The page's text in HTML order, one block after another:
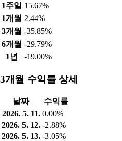
1주일 15.67%
1개월 2.44%
3개월 -35.85%
6개월 -29.79%
1년
-19.00%
3개월 수익률 상세
날짜
수익률
2026. 5. 11. 0.00%
2026. 5. 12. -2.88%
2026. 5. 13. -3.05%